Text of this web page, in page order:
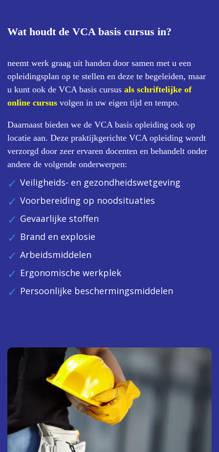
Wat houdt de VCA basis cursus in?
neemt werk graag uit handen door samen met u een
opleidingsplan op te stellen en deze te begeleiden, maar
u kunt ook de VCA basis cursus als schriftelijke of
online cursus volgen in uw eigen tijd en tempo.
Daarnaast bieden we de VCA basis opleiding ook op
locatie aan. Deze praktijkgerichte VCA opleiding wordt
verzorgd door zeer ervaren docenten en behandelt onder
andere de volgende onderwerpen:
Veiligheids- en gezondheidswetgeving
Voorbereiding op noodsituaties
Gevaarlijke stoffen
Brand en explosie
Arbeidsmiddelen
Ergonomische werkplek
Persoonlijke beschermingsmiddelen